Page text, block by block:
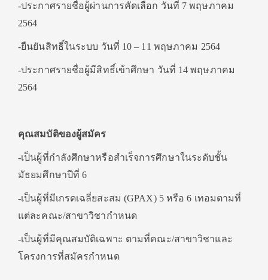
-ประกาศรายชื่อผู้ผ่านการคัดเลือก วันที่ 7 พฤษภาคม
2564
-ยืนยันสิทธิ์ในระบบ วันที่ 10 – 11 พฤษภาคม 2564
-ประกาศรายชื่อผู้มีสิทธิ์เข้าศึกษา วันที่ 14 พฤษภาคม
2564
คุณสมบัติของผู้สมัคร
-เป็นผู้ที่กำลังศึกษาหรือสำเร็จการศึกษาในระดับชั้น
มัธยมศึกษาปีที่ 6
-เป็นผู้ที่มีเกรดเฉลี่ยสะสม (GPAX) 5 หรือ 6 เทอมตามที่
แต่ละคณะ/สาขาวิชากำหนด
-เป็นผู้ที่มีคุณสมบัติเฉพาะ ตามที่คณะ/สาขาวิชาและ
โครงการที่สมัครกำหนด​​